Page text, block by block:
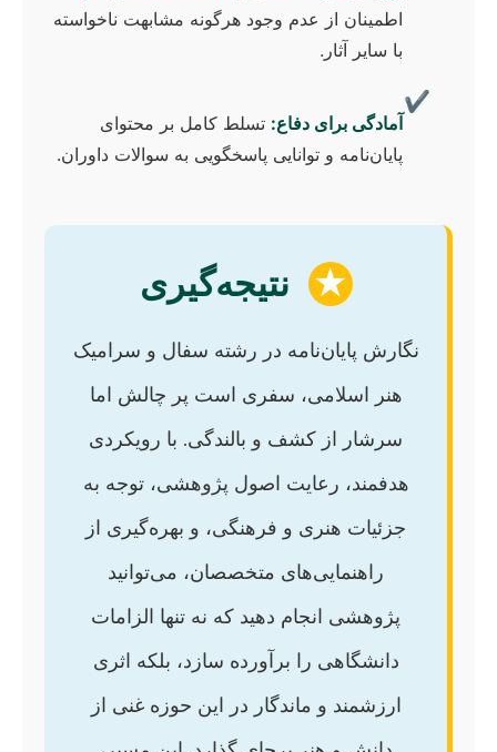
اطمینان از عدم وجود هرگونه مشابهت ناخواسته
با سایر آثار.
✔
آمادگی برای دفاع: تسلط کامل بر محتوای
پایان‌نامه و توانایی پاسخگویی به سوالات داوران.
★ نتیجه‌گیری
نگارش پایان‌نامه در رشته سفال و سرامیک
هنر اسلامی، سفری است پر چالش اما
سرشار از کشف و بالندگی. با رویکردی
هدفمند، رعایت اصول پژوهشی، توجه به
جزئیات هنری و فرهنگی، و بهره‌گیری از
راهنمایی‌های متخصصان، می‌توانید
پژوهشی انجام دهید که نه تنها الزامات
دانشگاهی را برآورده سازد، بلکه اثری
ارزشمند و ماندگار در این حوزه غنی از